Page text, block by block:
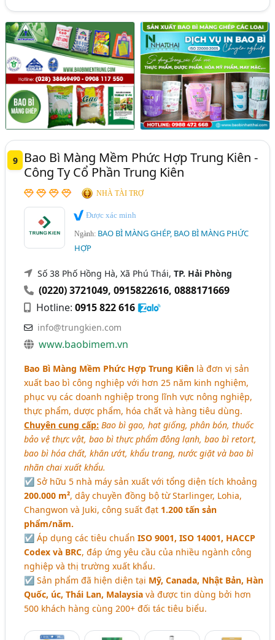
9
Bao Bì Màng Mềm Phức Hợp Trung Kiên -
Công Ty Cổ Phần Trung Kiên
NHÀ TÀI TRỢ
Được xác minh
Ngành: BAO BÌ MÀNG GHÉP, BAO BÌ MÀNG PHỨC
HỢP
Số 38 Phố Hồng Hà, Xã Phú Thái,TP. Hải Phòng
(0220) 3721049,0915822616,0888171669
Hotline:0915 822 616
info@trungkien.com
www.baobimem.vn
Bao Bì Màng Mềm Phức Hợp Trung Kiên là đơn vị sản
xuất bao bì công nghiệp với hơn 25 năm kinh nghiệm,
phục vụ các doanh nghiệp trong lĩnh vực nông nghiệp,
thực phẩm, dược phẩm, hóa chất và hàng tiêu dùng.
Chuyên cung cấp: Bao bì gạo, hạt giống, phân bón, thuốc
bảo vệ thực vật, bao bì thực phẩm đông lạnh, bao bì retort,
bao bì hóa chất, khăn ướt, khẩu trang, nước giặt và bao bì
nhãn chai xuất khẩu.
☑️ Sở hữu 5 nhà máy sản xuất với tổng diện tích khoảng
200.000 m², dây chuyền đồng bộ từ Starlinger, Lohia,
Changwon và Juki, công suất đạt 1.200 tấn sản
phẩm/năm.
☑️ Áp dụng các tiêu chuẩnISO 9001, ISO 14001, HACCP
Codex và BRC, đáp ứng yêu cầu của nhiều ngành công
nghiệp và thị trường xuất khẩu.
☑️ Sản phẩm đã hiện diện tại Mỹ, Canada, Nhật Bản, Hàn
Quốc, úc, Thái Lan, Malaysia và được tin dùng bởi hơn
500 khách hàng cùng 200+ đối tác tiêu biểu.